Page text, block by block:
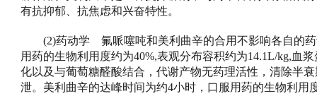
有抗抑郁、抗焦虑和兴奋特性。
(2)药动学 氟哌噻吨和美利曲辛的合用不影响各自的药
用药的生物利用度约为40%,表观分布容积约为14.1L/kg,血
化以及与葡萄糖醛酸结合，代谢产物无药理活性，清除半
泄。美利曲辛的达峰时间为约4小时，口服用药的生物利用